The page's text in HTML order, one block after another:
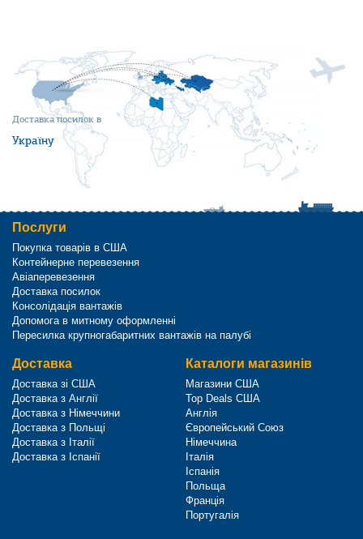
Доставка посилок в
Україну
Послуги
Покупка товарів в США
Контейнерне перевезення
Авіаперевезення
Доставка посилок
Консолідація вантажів
Допомога в митному оформленні
Пересилка крупногабаритних вантажів на палубі
Доставка
Доставка зі США
Доставка з Англії
Доставка з Німеччини
Доставка з Польщі
Доставка з Італії
Доставка з Іспанії
Каталоги магазинів
Магазини США
Top Deals США
Англія
Європейський Союз
Німеччина
Італія
Іспанія
Польща
Франція
Португалія